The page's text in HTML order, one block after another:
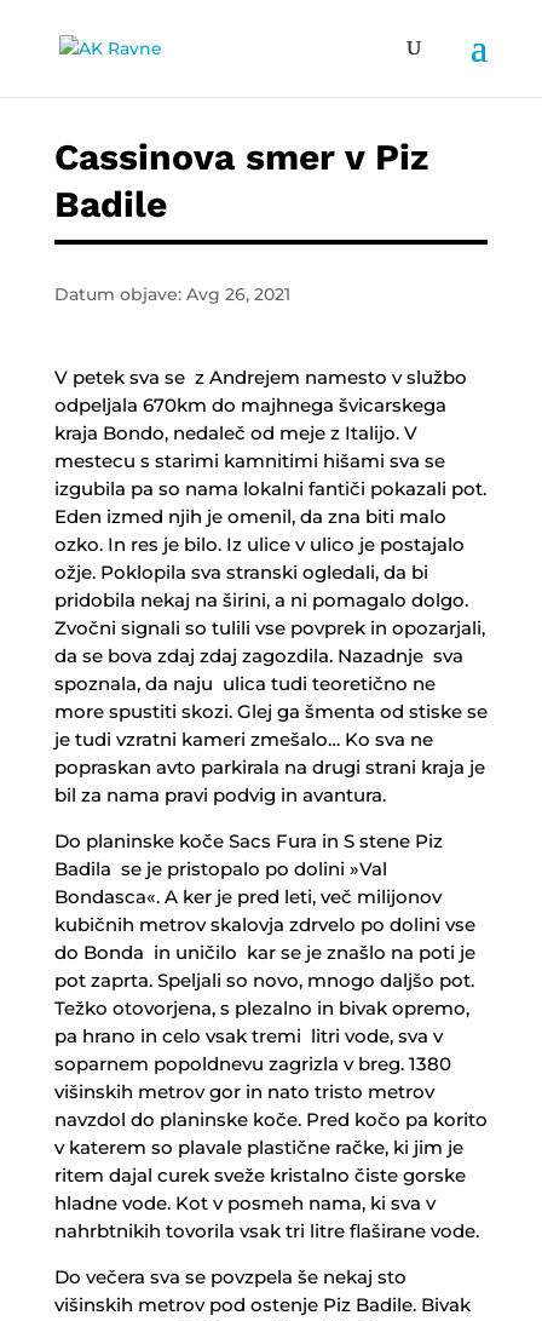
Cassinova smer v Piz
Badile
Datum objave: Avg 26, 2021
V petek sva se z Andrejem namesto v službo
odpeljala 670km do majhnega švicarskega
kraja Bondo, nedaleč od meje z Italijo. V
mestecu s starimi kamnitimi hišami sva se
izgubila pa so nama lokalni fantiči pokazali pot.
Eden izmed njih je omenil, da zna biti malo
ozko. In res je bilo. Iz ulice v ulico je postajalo
ožje. Poklopila sva stranski ogledali, da bi
pridobila nekaj na širini, a ni pomagalo dolgo.
Zvočni signali so tulili vse povprek in opozarjali,
da se bova zdaj zdaj zagozdila. Nazadnje sva
spoznala, da naju ulica tudi teoretično ne
more spustiti skozi. Glej ga šmenta od stiske se
je tudi vzratni kameri zmešalo… Ko sva ne
popraskan avto parkirala na drugi strani kraja je
bil za nama pravi podvig in avantura.
Do planinske koče Sacs Fura in S stene Piz
Badila se je pristopalo po dolini »Val
Bondasca«. A ker je pred leti, več milijonov
kubičnih metrov skalovja zdrvelo po dolini vse
do Bonda in uničilo kar se je znašlo na poti je
pot zaprta. Speljali so novo, mnogo daljšo pot.
Težko otovorjena, s plezalno in bivak opremo,
pa hrano in celo vsak tremi litri vode, sva v
soparnem popoldnevu zagrizla v breg. 1380
višinskih metrov gor in nato tristo metrov
navzdol do planinske koče. Pred kočo pa korito
v katerem so plavale plastične račke, ki jim je
ritem dajal curek sveže kristalno čiste gorske
hladne vode. Kot v posmeh nama, ki sva v
nahrbtnikih tovorila vsak tri litre flaširane vode.
Do večera sva se povzpela še nekaj sto
višinskih metrov pod ostenje Piz Badile. Bivak